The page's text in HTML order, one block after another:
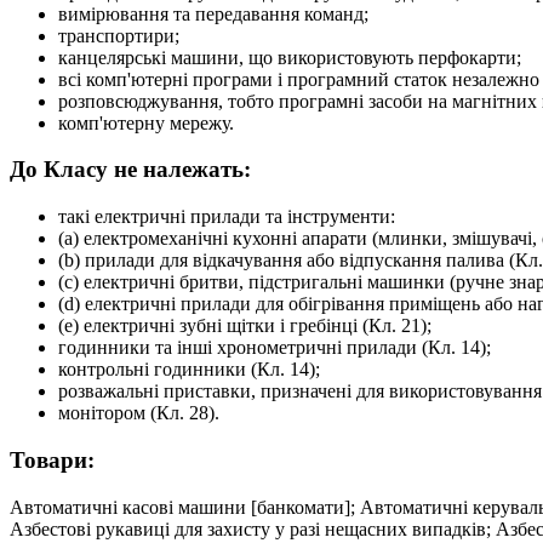
вимірювання та передавання команд;
транспортири;
канцелярські машини, що використовують перфокарти;
всі комп'ютерні програми і програмний статок незалежно
розповсюджування, тобто програмні засоби на магнітних
комп'ютерну мережу.
До Класу не належать:
такі електричні прилади та інструменти:
(a) електромеханічні кухонні апарати (млинки,
(b) прилади для відкачування або відпускання палива
(c) електричні бритви, підстригальні машинки (ручне
(d) електричні прилади для обігрівання приміщень або
(e) електричні зубні щітки і гребінці (Кл. 21);
годинники та інші хронометричні прилади (Кл. 14);
контрольні годинники (Кл. 14);
розважальні приставки, призначені для
монітором (Кл. 28).
Товари:
Автоматичні касові машини [банкомати]; Автоматичні керувальні пристрої до транспортних засобів; Автостоянкові лічильники [часу]; Аерометри; Азбестовий одяг для захисту від вогню; Азбестові рукавиці для захисту у разі нещасних випадків; Азбестові щити для пожежників; Актинометри; Акумулятори електричні; Акумулятори електричні (Банки -); Акумулятори електричні (Корпуси -); Акумулятори електричні до транспортних засобів; Акустичні пристрої зв'язку; Алідади; Альтиметри; Амперметри; Аналізування (Апаратура, крім лікарської [медичної], для -); Анемометри; Аноди; Анодні батареї; Антени; Антикатоди; Апарати електричні для дистанційного запалювання; Апертометри [оптичні]; Ареометри для кислот [ацидометри] акумуляторні; Астрономічні прилади та інструменти; Астрофотографування (Об'єктиви для -); Аудіовізуальні навчальні засоби; Бакени [буї, маяки] світиві; Банки акумуляторів електричних; Барометри; Батареї для запалювання; Батареї електричні; Безміни [ваги]; Бензин (Покажчики рівня -); Бетатрони; Біноклі; Блоки пам'яті або мікропроцесори [зінтегровані [інтегральні] схеми]; Блокноти-комп'ютери; Брандспойти [стволи пожежні]; Браслети (Закодовані ідентифікаційні -) магнітні; Бродіння [ферментація] (Апарати лабораторні для -); Бронежилети [жилети непробивні]; Буї вказівні; Буї, бакени сигнальні; Бусолі; Ваги; Ваги [безміни]; Ваги мостові, ваги-платформи; Важелі звукознімачів до програвачів; Важення (Машини, пристрої для -); Важення (Прилади і пристрої для -); Важки прямовисні; Вакуумметри; Варіометри; Вентилі соленоїдні [електромагнітні перемикачі]; Верхова їзда (Шоломи для -); Взуття для захисту у разі нещасних випадків, від проміння і вогню; Вибори (Рахувальні машини для -); Виводи [клеми] [електричні]; Видання електронні завантажні; Вилки, розетки штепсельні тощо [електричні з'єднувачі]; Вимикачі електричні; Вимикачі закриті електричні; Вимірювальні давачі; Вимірювальні інструменти; Вимірювальні прилади; Вимірювальні прилади електричні; Вимірювальні пристрої; Випрямлячі струму; Високочастотна апаратура; Відгалужувальні коробки електричні; Відеоекрани; Відеозаписування (Магнітні стрічки для -); Відеозаписування (Пристрої для -); Відеоігри (Касети з -); Відеокамери; Відеокасети; Відеотелефони; Відповідачі телефонні; Відстань (Лічильники пройденої -); Відстань (Лічильники пройденої -) до транспортних засобів; Відстань (Прилади для вимірювання -); Візири до фотоапаратів; Віскозиметри; Вітер (Покажчики напрямку -); Віхи [рейки] [геодезичні інструменти]; Вічка оптичні дверні; Вказівні буї; Вмикачі [микачі]; Вогнегасники; Вогонь (Костюми для захисту від -); Вода (Покажчики рівня -); Водолазні костюми спеціальні, скафандри; Волоконні оптичні жильники [кабелі]; Вольтметри; Вольтододавальні пристрої; Вушні затички для водолазів, пірнальників; Газоаналізатори; Газометри [вимірювальні інструменти]; Газорозрядні трубки електричні, крім світильних; Галенітові кристали [детектори]; Гальванічні батареї; Гальванічні елементи; Гальванометри; Гарнітура для телефонів; Геліографи; Геодезичні інструменти та прилади; Гирі, важки; Гігрометри; Гідролокатори [сонари]; Гідрометри; Годинники (Табель- -) [часореєструвальні пристрої]; Голки до програвачів; Головки записувальні і відтворювальні (Стрічки для чищення -); Головні процесові блоки [процесори]; Голограми; Грамплатівки,